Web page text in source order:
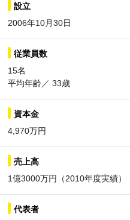
設立
2006年10月30日
従業員数
15名
平均年齢／ 33歳
資本金
4,970万円
売上高
1億3000万円（2010年度実績）
代表者